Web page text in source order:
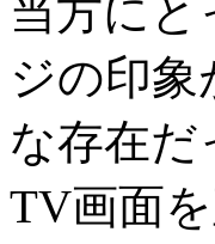
当方にと
ジの印
な存在だ
TV画面